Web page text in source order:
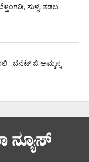
ಸುಳ್ಯ, ಕಡಬ
: ಬೆನೆಟ್ ಜಿ ಅಮ್ಮನ್ನ